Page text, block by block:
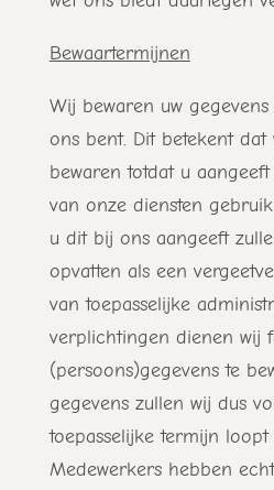
Bewaartermijnen
Wij bewaren uw
ons bent. Dit betekent
bewaren totdat u
van onze diensten
u dit bij ons aangeeft
opvatten als een
van toepasselijke
verplichtingen dienen wij
(persoons)gegevens te
gegevens zullen wij dus
toepasselijke termijn loopt
Medewerkers hebben